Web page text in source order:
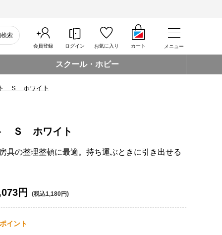
索
会員登録 ログイン お気に入り カート メニュー
スクール・ホビー
Ｓ ホワイト
Ｓ ホワイト
具の整理整頓に最適。持ち運ぶときに引き出せる
円 (税込1,180円)
ポイント